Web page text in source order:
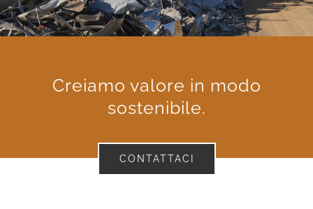
Creiamo valore in modo
sostenibile.
CONTATTACI